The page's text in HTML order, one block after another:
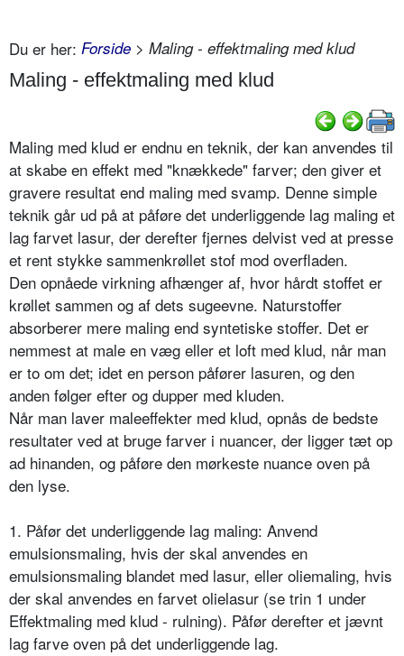
Du er her: Forside > Maling - effektmaling med klud
Maling - effektmaling med klud
Maling med klud er endnu en teknik, der kan anvendes til
at skabe en effekt med "knækkede" farver; den giver et
gravere resultat end maling med svamp. Denne simple
teknik går ud på at påføre det underliggende lag maling et
lag farvet lasur, der derefter fjernes delvist ved at presse
et rent stykke sammenkrøllet stof mod overfladen.
Den opnåede virkning afhænger af, hvor hårdt stoffet er
krøllet sammen og af dets sugeevne. Naturstoffer
absorberer mere maling end syntetiske stoffer. Det er
nemmest at male en væg eller et loft med klud, når man
er to om det; idet en person påfører lasuren, og den
anden følger efter og dupper med kluden.
Når man laver maleeffekter med klud, opnås de bedste
resultater ved at bruge farver i nuancer, der ligger tæt op
ad hinanden, og påføre den mørkeste nuance oven på
den lyse.
1. Påfør det underliggende lag maling: Anvend
emulsionsmaling, hvis der skal anvendes en
emulsionsmaling blandet med lasur, eller oliemaling, hvis
der skal anvendes en farvet olielasur (se trin 1 under
Effektmaling med klud - rulning). Påfør derefter et jævnt
lag farve oven på det underliggende lag.